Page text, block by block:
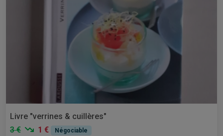
Livre "verrines & cuillères"
3 €
1 € Négociable